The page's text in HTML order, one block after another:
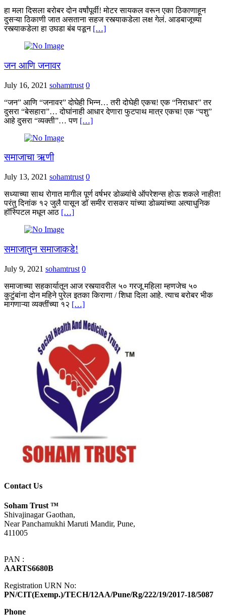
हा मला दिसला बरोबर दोन वर्षांपूर्वी! मोटर सायकल वरून एका ठिकाणाहून
दुसऱ्या ठिकाणी जात असताना सहज रस्त्याकडेला लक्ष गेलं. आडबाजूच्या
रस्त्याकडेला हा उघडा बंब पडून […]
जन आणि जनावर
July 16, 2021 sohamtrust 0
“जन” आणि “जनावर” दोघेही भिन्न… तरी दोघेही एकच! एक “निराधार” तर
दुसरा “बेसहारा”… दोघांनाही आधार देणारा फुटपाथ मात्र एकच! एक “पशु”
आहे दुसरा “व्यक्ती”… पण […]
समाजाचा ऋणी
July 13, 2021 sohamtrust 0
सध्याच्या साथ रोगात मागील पूर्ण वर्षभर डोळ्यांचे ऑपरेशन्स होऊ शकले नाहीत!
परंतु दिनांक १२ जुलै पासून डॉ समीर रासकर यांच्या डोळ्यांच्या अत्याधुनिक
हॉस्पिटल मधून आठ […]
समाजातुन समाजाकडे!
July 9, 2021 sohamtrust 0
समाजाच्या सहकार्यातून आज रस्त्यावरील ५० गरजू महिला म्हणजेच ५०
कुटुंबांना दोन महिने पुरेल इतका किराणा / शिधा दिला आहे. त्याच बरोबर भीक
मागणाऱ्या व्यक्तींच्या १२ […]
Contact Us
Soham Trust ™
Shivajinagar Gaothan,
Near Panchamukhi Maruti Mandir, Pune,
411005
PAN :
AARTS6680B
Registration URN No:
PN/CIT(Exemp.)/TECH/12AA/Pune/Rg/222/19/2017-18/5087
Phone